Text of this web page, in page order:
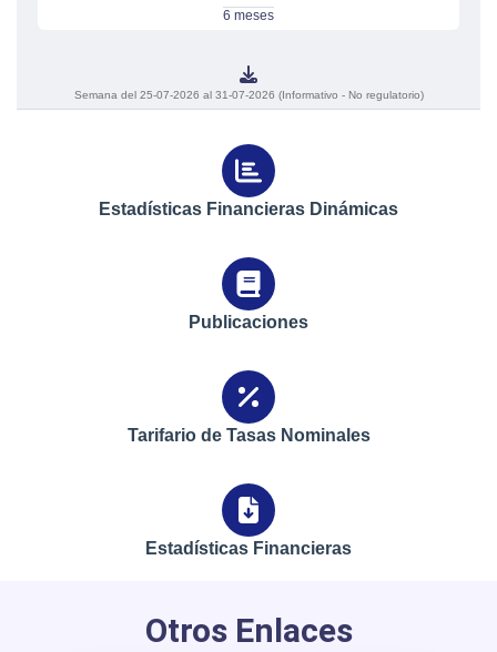
6 meses
Semana del 25-07-2026 al 31-07-2026 (Informativo - No regulatorio)
Estadísticas Financieras Dinámicas
Publicaciones
Tarifario de Tasas Nominales
Estadísticas Financieras
Otros Enlaces